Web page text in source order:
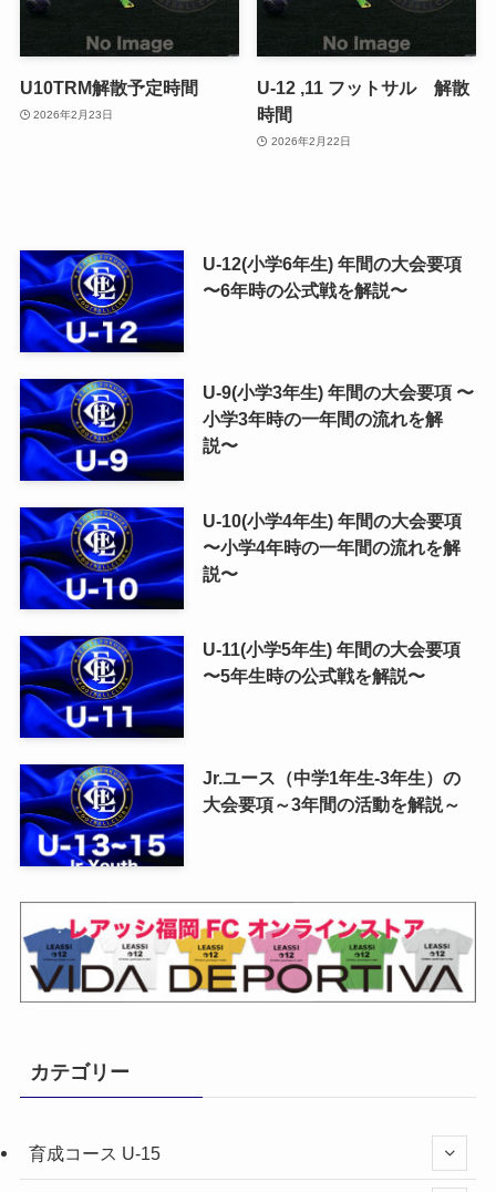
U10TRM解散予定時間
2026年2月23日
U-12 ,11 フットサル 解散
時間
2026年2月22日
U-12(小学6年生) 年間の大会要項
〜6年時の公式戦を解説〜
U-9(小学3年生) 年間の大会要項 〜
小学3年時の一年間の流れを解
説〜
U-10(小学4年生) 年間の大会要項
〜小学4年時の一年間の流れを解
説〜
U-11(小学5年生) 年間の大会要項
〜5年生時の公式戦を解説〜
Jr.ユース（中学1年生-3年生）の
大会要項～3年間の活動を解説～
カテゴリー
育成コース U-15